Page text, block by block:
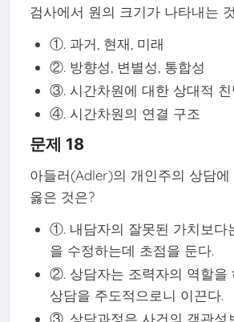
검사에서 원의 크기가 나타내는
①. 과거, 현재, 미래
②. 방향성, 변별성, 통합성
③. 시간차원에 대한 상대적 친
④. 시간차원의 연결 구조
문제 18
아들러(Adler)의 개인주의 상담
옳은 것은?
①. 내담자의 잘못된 가치보다
을 수정하는데 초점을 둔다.
②. 상담자는 조력자의 역할을
상담을 주도적으로니 이끈다.
③. 상담과정은 사건의 객관성